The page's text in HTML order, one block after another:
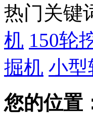
热门关键
机 150轮
掘机 小型
您的位置